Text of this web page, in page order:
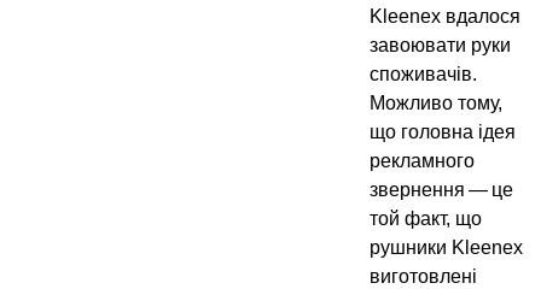
Kleenex вдалося
завоювати руки
споживачів.
Можливо тому,
що головна ідея
рекламного
звернення — це
той факт, що
рушники Kleenex
виготовлені